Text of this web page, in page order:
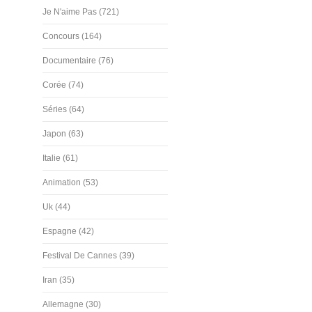
Je N'aime Pas (721)
Concours (164)
Documentaire (76)
Corée (74)
Séries (64)
Japon (63)
Italie (61)
Animation (53)
Uk (44)
Espagne (42)
Festival De Cannes (39)
Iran (35)
Allemagne (30)